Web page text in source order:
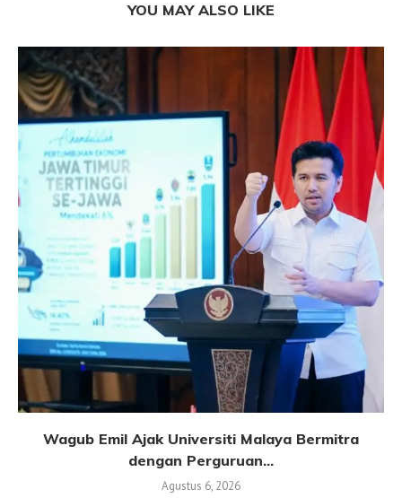
YOU MAY ALSO LIKE
Wagub Emil Ajak Universiti Malaya Bermitra
dengan Perguruan...
Agustus 6, 2026